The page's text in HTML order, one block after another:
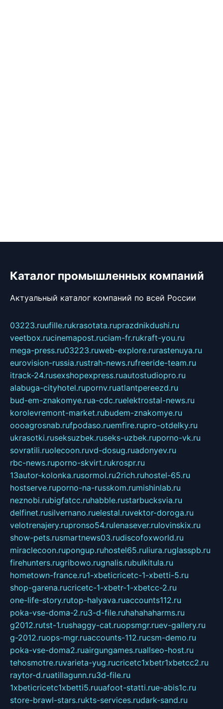
Каталог промышленных компаний
Актуальный каталог компаний по всей России
03223.ruufille.rukrasotata.ruprazdnikdushi.ru
veetbox.rucinemapost.ruciam-fr.rukraft-you.ru
mega-press.ru03223.ruweb-explore.rurastenuya.ru
eurovision-russia.rustrah-news.rufreeride-team.ru
itrack-24.rusexshopexpress.ruautostudiopro.ru
alabuga-cityhotel.rupornv.ruatlantpereezd.ru
bud-em-znakomye.rua-cdc.ruelektrostal-news.ru
korolevremont-market.rubudem-znakomye.ru
oooagrosnab.rufpodaso.ruemfire.rupro-otdelky.ru
ukrasotki.ruseksuzbek.ruseks-uzbek.ruporno-vk.ru
sovratili.ruolecoon.ruvd-dosug.ruadonyev.ru
rbc-news.ruporno-skvirt.rukrospr.ru
13autor-kolonka.rusormol.ru2rich.ruhostel-65.ru
hostserve.ruporno-na-russkom.rumishinlab.ru
neznobi.rubigfatcc.ruhabble.rustarbucksvia.ru
delfinet.rusilvernano.ruelestal.ruvektor-doroga.ru
velotrenajery.rupronso54.rulenasever.rulovinskix.ru
show-pets.rusmartnews03.rudiscofoxworld.ru
miraclecoon.rupongup.ruhostel65.ruliura.ruglasspb.ru
firehunters.rugribowo.rugnalis.rubulkitula.ru
hometown-france.ru1-xbeticricetc-1-xbetti-5.ru
shop-garena.rucricetc-1-xbetr-1-xbetcc-2.ru
one-life-story.rutop-halyava.ruaccounts112.ru
poka-vse-doma-2.ru3-d-file.ruhahahaharms.ru
g2012.rutst-1.rushaggy-cat.ruopsmgr.ruev-gallery.ru
g-2012.ruops-mgr.ruaccounts-112.rucsm-demo.ru
poka-vse-doma2.ruairgungames.ruallseo-host.ru
tehosmotre.ruvarieta-yug.rucricetc1xbetr1xbetcc2.ru
raytor-d.ruatillagunn.ru3d-file.ru
1xbeticricetc1xbetti5.ruuafoot-statti.rue-abis1c.ru
store-brawl-stars.rukts-services.rudark-sand.ru